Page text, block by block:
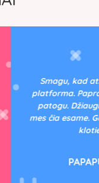
Smagu, kad atsirado
Paprasta
patogu. Džiaugiamės,
čia esame. Geriausios
PAPAPŪGA